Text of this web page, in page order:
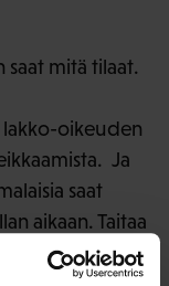
saat mitä tilaat.
oikeuden
Ja
saat
aikaan. Taitaa
ei